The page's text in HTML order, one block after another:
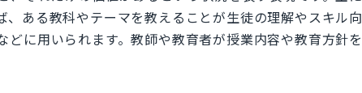
ある教科やテーマを教えることが生徒の理解やスキル向
どに用いられます。教師や教育者が授業内容や教育方針を